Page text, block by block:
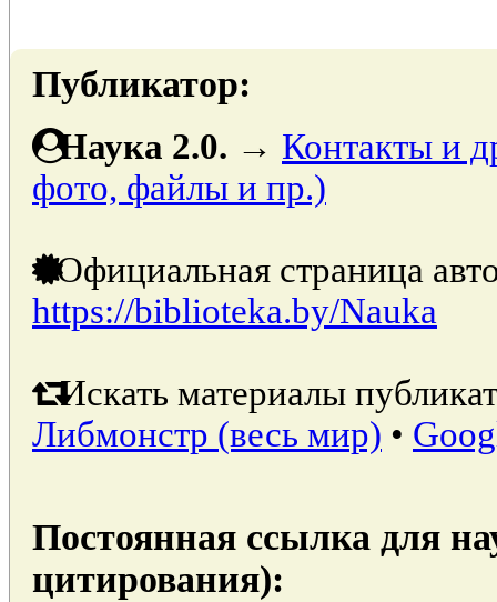
Публикатор:
Наука 2.0. → Контакты и
фото, файлы и пр.)
Официальная страница
https://biblioteka.by/Nauka
Искать материалы
Либмонстр (весь мир) •
Постоянная ссылка для
цитирования):